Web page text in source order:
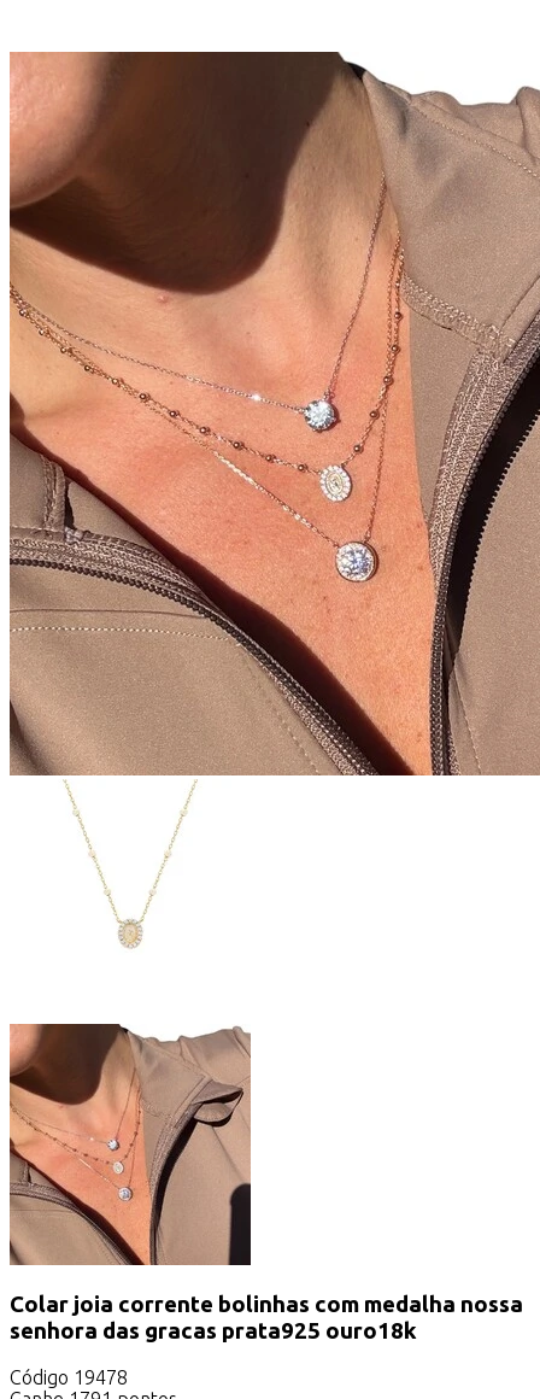
Colar joia corrente bolinhas com medalha nossa
senhora das gracas prata925 ouro18k
Código 19478